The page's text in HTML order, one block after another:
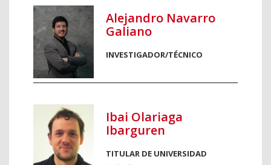
Alejandro Navarro
Galiano
INVESTIGADOR/TÉCNICO
Ibai Olariaga
Ibarguren
TITULAR DE UNIVERSIDAD